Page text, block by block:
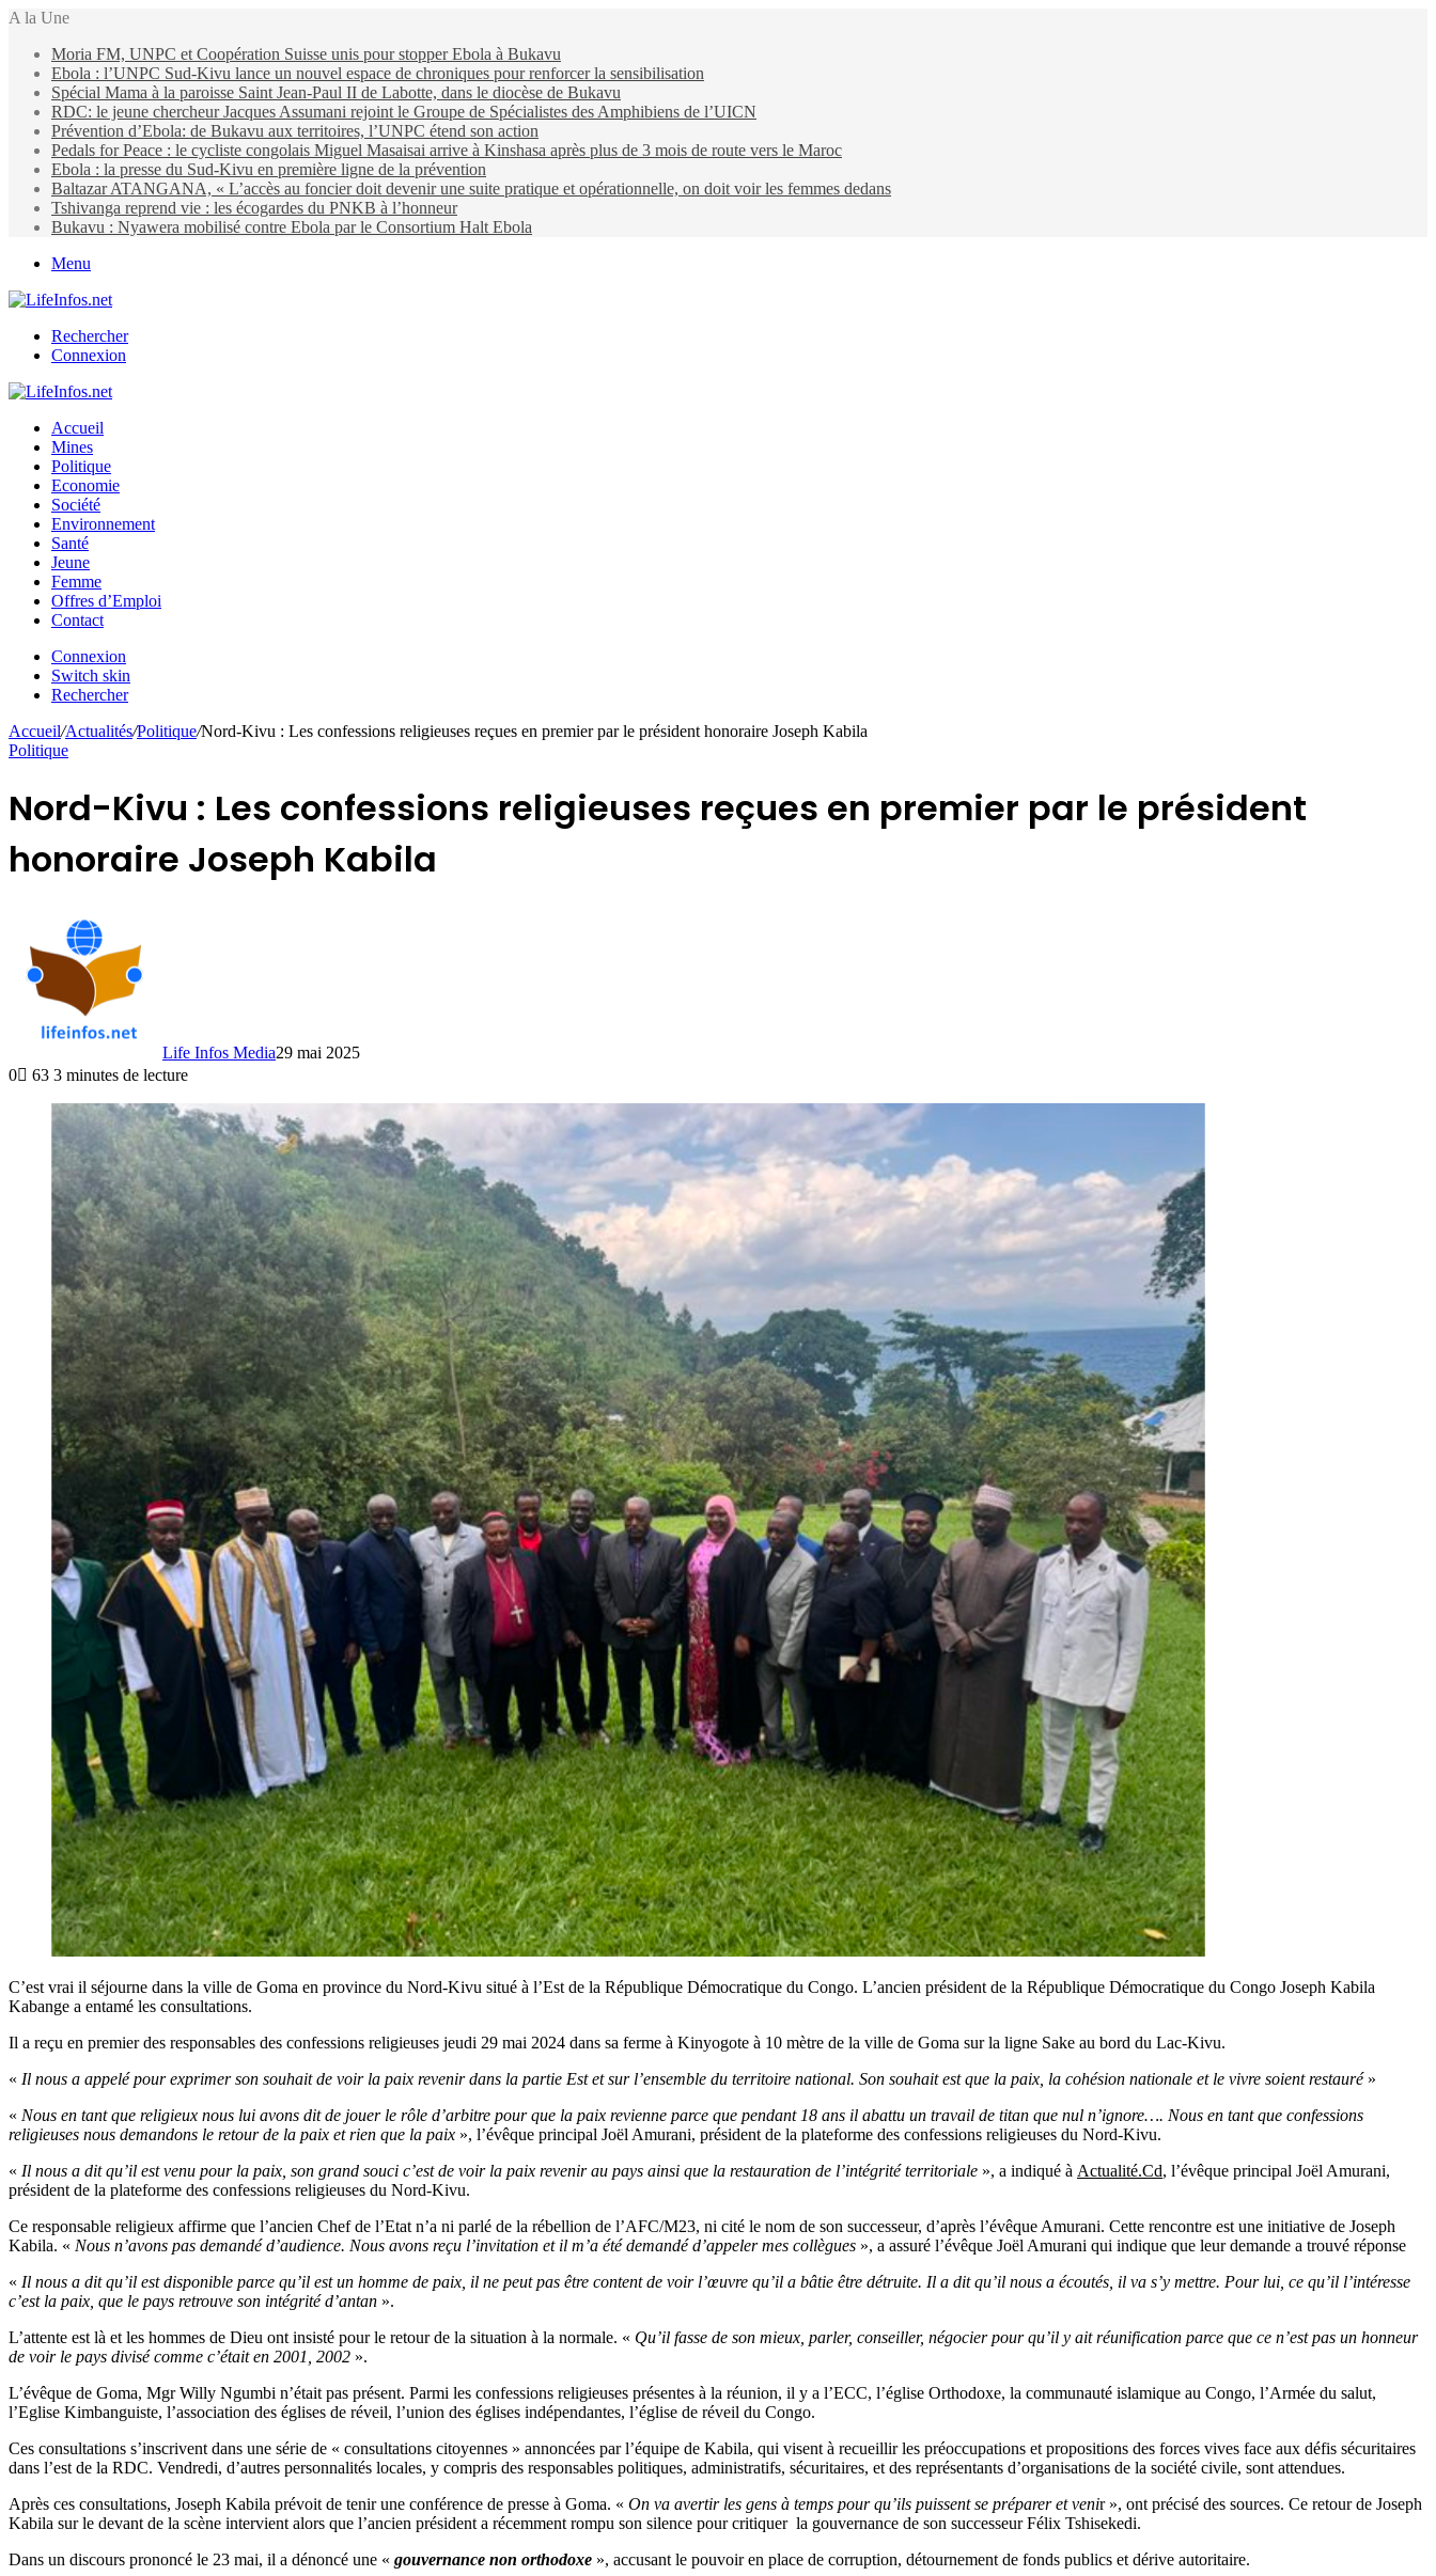
A la Une
Moria FM, UNPC et Coopération Suisse unis pour stopper Ebola à Bukavu
Ebola : l’UNPC Sud-Kivu lance un nouvel espace de chroniques pour renforcer la sensibilisation
Spécial Mama à la paroisse Saint Jean-Paul II de Labotte, dans le diocèse de Bukavu
RDC: le jeune chercheur Jacques Assumani rejoint le Groupe de Spécialistes des Amphibiens de l’UICN
Prévention d’Ebola: de Bukavu aux territoires, l’UNPC étend son action
Pedals for Peace : le cycliste congolais Miguel Masaisai arrive à Kinshasa après plus de 3 mois de route vers le Maroc
Ebola : la presse du Sud-Kivu en première ligne de la prévention
Baltazar ATANGANA, « L’accès au foncier doit devenir une suite pratique et opérationnelle, on doit voir les femmes dedans
Tshivanga reprend vie : les écogardes du PNKB à l’honneur
Bukavu : Nyawera mobilisé contre Ebola par le Consortium Halt Ebola
Menu
Rechercher
Connexion
Accueil
Mines
Politique
Economie
Société
Environnement
Santé
Jeune
Femme
Offres d’Emploi
Contact
Connexion
Switch skin
Rechercher
Accueil/Actualités/Politique/Nord-Kivu : Les confessions religieuses reçues en premier par le président honoraire Joseph Kabila
Politique
Nord-Kivu : Les confessions religieuses reçues en premier par le président
honoraire Joseph Kabila
Life Infos Media29 mai 2025
0
63 3 minutes de lecture
C’est vrai il séjourne dans la ville de Goma en province du Nord-Kivu situé à l’Est de la République Démocratique du Congo. L’ancien président de la République Démocratique du Congo Joseph Kabila
Kabange a entamé les consultations.
Il a reçu en premier des responsables des confessions religieuses jeudi 29 mai 2024 dans sa ferme à Kinyogote à 10 mètre de la ville de Goma sur la ligne Sake au bord du Lac-Kivu.
« Il nous a appelé pour exprimer son souhait de voir la paix revenir dans la partie Est et sur l’ensemble du territoire national. Son souhait est que la paix, la cohésion nationale et le vivre soient restauré»
« Nous en tant que religieux nous lui avons dit de jouer le rôle d’arbitre pour que la paix revienne parce que pendant 18 ans il abattu un travail de titan que nul n’ignore…. Nous en tant que confessions
religieuses nous demandons le retour de la paix et rien que la paix », l’évêque principal Joël Amurani, président de la plateforme des confessions religieuses du Nord-Kivu.
« Il nous a dit qu’il est venu pour la paix, son grand souci c’est de voir la paix revenir au pays ainsi que la restauration de l’intégrité territoriale », a indiqué à Actualité.Cd, l’évêque principal Joël Amurani,
président de la plateforme des confessions religieuses du Nord-Kivu.
Ce responsable religieux affirme que l’ancien Chef de l’Etat n’a ni parlé de la rébellion de l’AFC/M23, ni cité le nom de son successeur, d’après l’évêque Amurani. Cette rencontre est une initiative de Joseph
Kabila. « Nous n’avons pas demandé d’audience. Nous avons reçu l’invitation et il m’a été demandé d’appeler mes collègues », a assuré l’évêque Joël Amurani qui indique que leur demande a trouvé réponse
« Il nous a dit qu’il est disponible parce qu’il est un homme de paix, il ne peut pas être content de voir l’œuvre qu’il a bâtie être détruite. Il a dit qu’il nous a écoutés, il va s’y mettre. Pour lui, ce qu’il l’intéresse
c’est la paix, que le pays retrouve son intégrité d’antan ».
L’attente est là et les hommes de Dieu ont insisté pour le retour de la situation à la normale. « Qu’il fasse de son mieux, parler, conseiller, négocier pour qu’il y ait réunification parce que ce n’est pas un honneur
de voir le pays divisé comme c’était en 2001, 2002 ».
L’évêque de Goma, Mgr Willy Ngumbi n’était pas présent. Parmi les confessions religieuses présentes à la réunion, il y a l’ECC, l’église Orthodoxe, la communauté islamique au Congo, l’Armée du salut,
l’Eglise Kimbanguiste, l’association des églises de réveil, l’union des églises indépendantes, l’église de réveil du Congo.
Ces consultations s’inscrivent dans une série de « consultations citoyennes » annoncées par l’équipe de Kabila, qui visent à recueillir les préoccupations et propositions des forces vives face aux défis sécuritaires
dans l’est de la RDC. Vendredi, d’autres personnalités locales, y compris des responsables politiques, administratifs, sécuritaires, et des représentants d’organisations de la société civile, sont attendues.
Après ces consultations, Joseph Kabila prévoit de tenir une conférence de presse à Goma. « On va avertir les gens à temps pour qu’ils puissent se préparer et venir », ont précisé des sources. Ce retour de Joseph
Kabila sur le devant de la scène intervient alors que l’ancien président a récemment rompu son silence pour critiquer la gouvernance de son successeur Félix Tshisekedi.
Dans un discours prononcé le 23 mai, il a dénoncé une « gouvernance non orthodoxe », accusant le pouvoir en place de corruption, détournement de fonds publics et dérive autoritaire.